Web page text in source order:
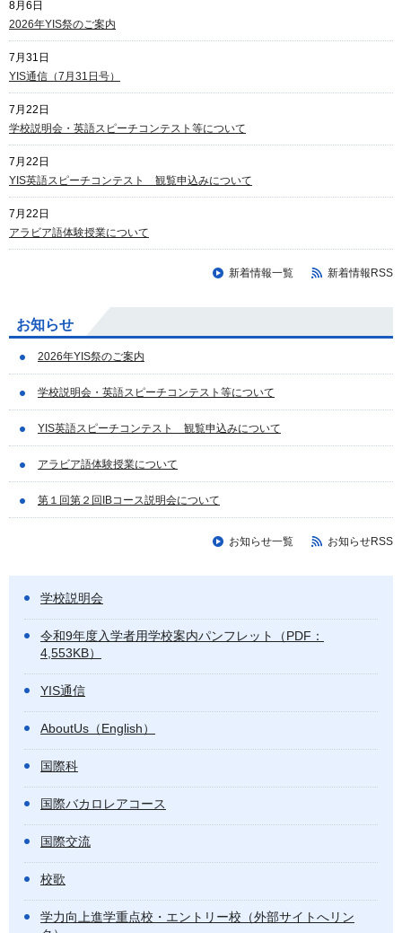
8月6日
2026年YIS祭のご案内
7月31日
YIS通信（7月31日号）
7月22日
学校説明会・英語スピーチコンテスト等について
7月22日
YIS英語スピーチコンテスト 観覧申込みについて
7月22日
アラビア語体験授業について
新着情報一覧 新着情報RSS
お知らせ
2026年YIS祭のご案内
学校説明会・英語スピーチコンテスト等について
YIS英語スピーチコンテスト 観覧申込みについて
アラビア語体験授業について
第１回第２回IBコース説明会について
お知らせ一覧 お知らせRSS
学校説明会
令和9年度入学者用学校案内パンフレット（PDF：
4,553KB）
YIS通信
AboutUs（English）
国際科
国際バカロレアコース
国際交流
校歌
学力向上進学重点校・エントリー校（外部サイトへリン